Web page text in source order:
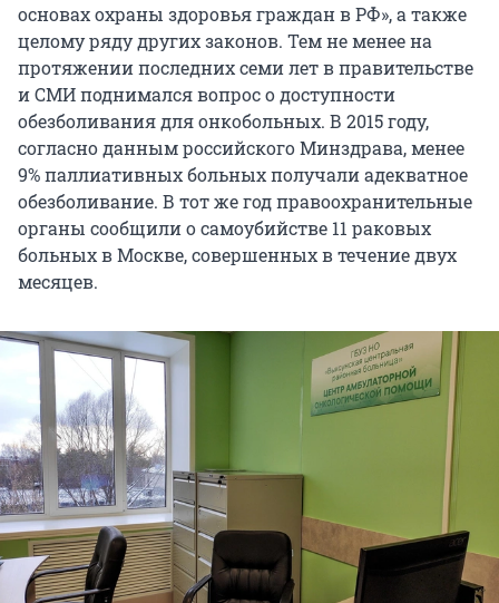
основах охраны здоровья граждан в РФ», а также
целому ряду других законов. Тем не менее на
протяжении последних семи лет в правительстве
и СМИ поднимался вопрос о доступности
обезболивания для онкобольных. В 2015 году,
согласно данным российского Минздрава, менее
9% паллиативных больных получали адекватное
обезболивание. В тот же год правоохранительные
органы сообщили о самоубийстве 11 раковых
больных в Москве, совершенных в течение двух
месяцев.